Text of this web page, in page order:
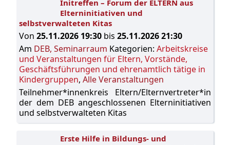
Initreffen – Forum der ELTERN aus
Elterninitiativen und
selbstverwalteten Kitas
Von 25.11.2026 19:30 bis 25.11.2026 21:30
Am DEB, Seminarraum Kategorien: Arbeitskreise
und Veranstaltungen für Eltern, Vorstände,
Geschäftsführungen und ehrenamtlich tätige in
Kindergruppen, Alle Veranstaltungen
Teilnehmer*innenkreis Eltern/Elternvertreter*in
der dem DEB angeschlossenen Elterninitiativen
und selbstverwalteten Kitas
Erste Hilfe in Bildungs- und